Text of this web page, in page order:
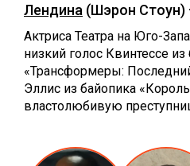
Лендина (Шэрон Стоун)
Актриса Театра на Юго-
низкий голос Квинтессе из
«Трансформеры:
Эллис из байопика
властолюбивую